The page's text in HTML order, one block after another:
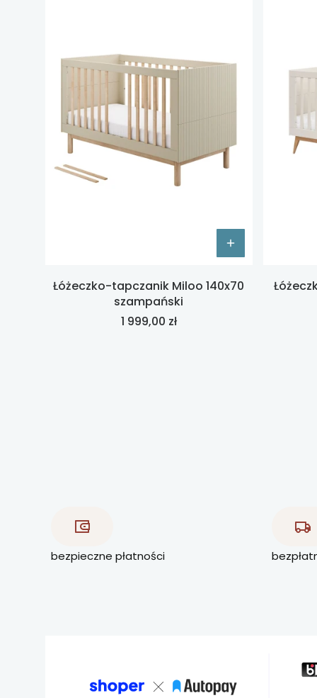
Łóżeczko-tapczanik Miloo 140x70
szampański
Cena
1 999,00 zł
bezpieczne płatności